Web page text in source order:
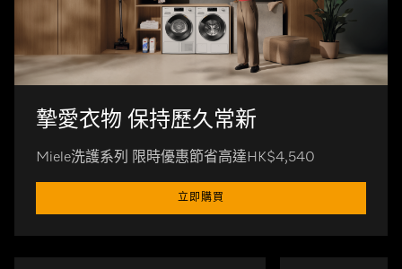
摯愛衣物 保持歷久常新
Miele洗護系列 限時優惠節省高達HK$4,540
立即購買